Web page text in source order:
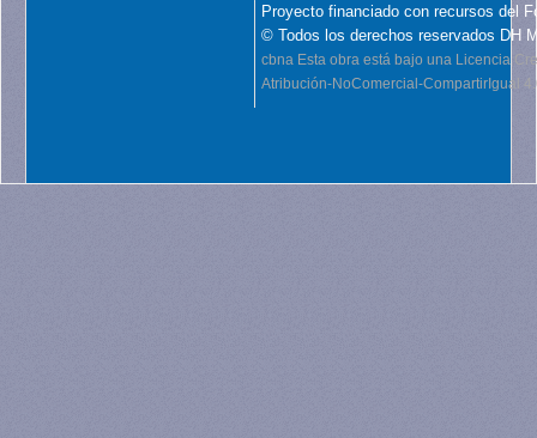
Proyecto financiado con recursos del
© Todos los derechos reservados DH
cbna Esta obra está bajo una Licencia
Atribución-NoComercial-CompartirIgual